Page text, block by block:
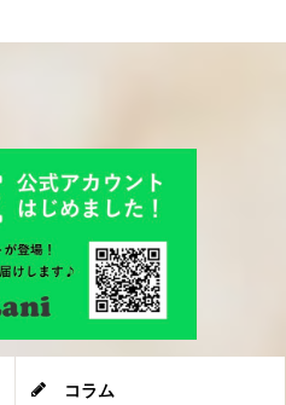
コラム